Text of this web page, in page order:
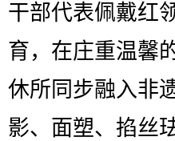
干部代表佩戴红
育，在庄重温馨
休所同步融入非
影、面塑、掐丝